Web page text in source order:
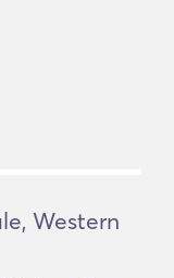
Western